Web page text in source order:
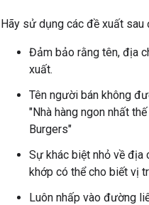
Hãy sử dụng các đề xuất
Đảm bảo rằng tên, địa
xuất.
Tên người bán không
"Nhà hàng ngon nhất
Burgers"
Sự khác biệt nhỏ về địa
khớp có thể cho biết vị
Luôn nhấp vào đường